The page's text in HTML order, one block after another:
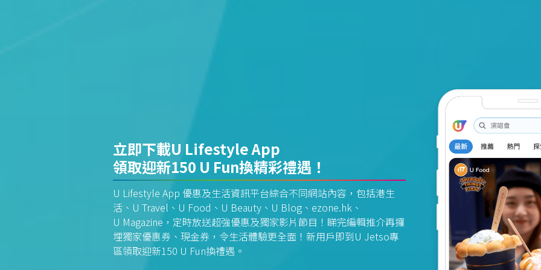
立即下載U Lifestyle App
領取迎新150 U Fun換精彩禮遇！
U Lifestyle App 優惠及生活資訊平台綜合不同網站內容，包括港生
活、U Travel、U Food、U Beauty、U Blog、ezone.hk、
U Magazine，定時放送超強優惠及獨家影片節目！睇完編輯推介再攞
埋獨家優惠券、現金券，令生活體驗更全面！新用戶即到U Jetso專
區領取迎新150 U Fun換禮遇。